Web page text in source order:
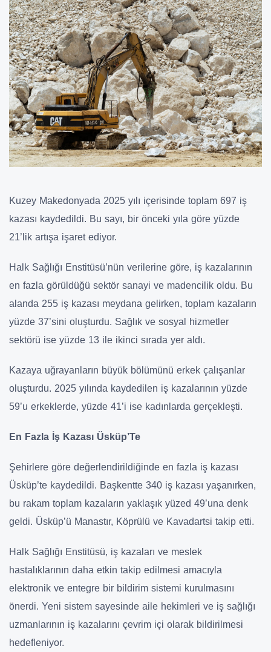
Kuzey Makedonyada 2025 yılı içerisinde toplam 697 iş
kazası kaydedildi. Bu sayı, bir önceki yıla göre yüzde
21’lik artışa işaret ediyor.
Halk Sağlığı Enstitüsü’nün verilerine göre, iş kazalarının
en fazla görüldüğü sektör sanayi ve madencilik oldu. Bu
alanda 255 iş kazası meydana gelirken, toplam kazaların
yüzde 37’sini oluşturdu. Sağlık ve sosyal hizmetler
sektörü ise yüzde 13 ile ikinci sırada yer aldı.
Kazaya uğrayanların büyük bölümünü erkek çalışanlar
oluşturdu. 2025 yılında kaydedilen iş kazalarının yüzde
59’u erkeklerde, yüzde 41’i ise kadınlarda gerçekleşti.
En Fazla İş Kazası Üsküp’Te
Şehirlere göre değerlendirildiğinde en fazla iş kazası
Üsküp’te kaydedildi. Başkentte 340 iş kazası yaşanırken,
bu rakam toplam kazaların yaklaşık yüzed 49’una denk
geldi. Üsküp’ü Manastır, Köprülü ve Kavadartsi takip etti.
Halk Sağlığı Enstitüsü, iş kazaları ve meslek
hastalıklarının daha etkin takip edilmesi amacıyla
elektronik ve entegre bir bildirim sistemi kurulmasını
önerdi. Yeni sistem sayesinde aile hekimleri ve iş sağlığı
uzmanlarının iş kazalarını çevrim içi olarak bildirilmesi
hedefleniyor.